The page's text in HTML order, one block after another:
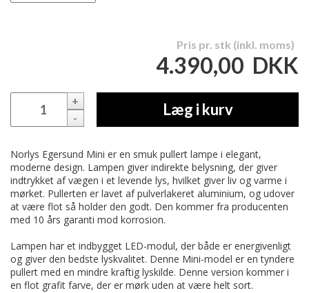
Pris pr. stk (inkl. moms)
4.390,00 DKK
+
-
Læg i kurv
Norlys Egersund Mini er en smuk pullert lampe i elegant,
moderne design. Lampen giver indirekte belysning, der giver
indtrykket af vægen i et levende lys, hvilket giver liv og varme i
mørket. Pullerten er lavet af pulverlakeret aluminium, og udover
at være flot så holder den godt. Den kommer fra producenten
med 10 års garanti mod korrosion.
Lampen har et indbygget LED-modul, der både er energivenligt
og giver den bedste lyskvalitet. Denne Mini-model er en tyndere
pullert med en mindre kraftig lyskilde. Denne version kommer i
en flot grafit farve, der er mørk uden at være helt sort.